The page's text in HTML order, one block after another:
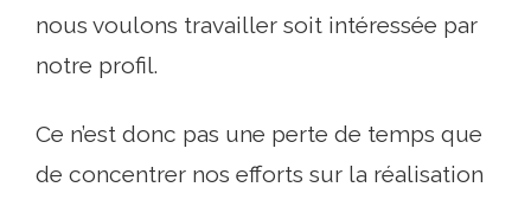
nous voulons travailler soit intéressée par
notre profil.
Ce n’est donc pas une perte de temps que
de concentrer nos efforts sur la réalisation